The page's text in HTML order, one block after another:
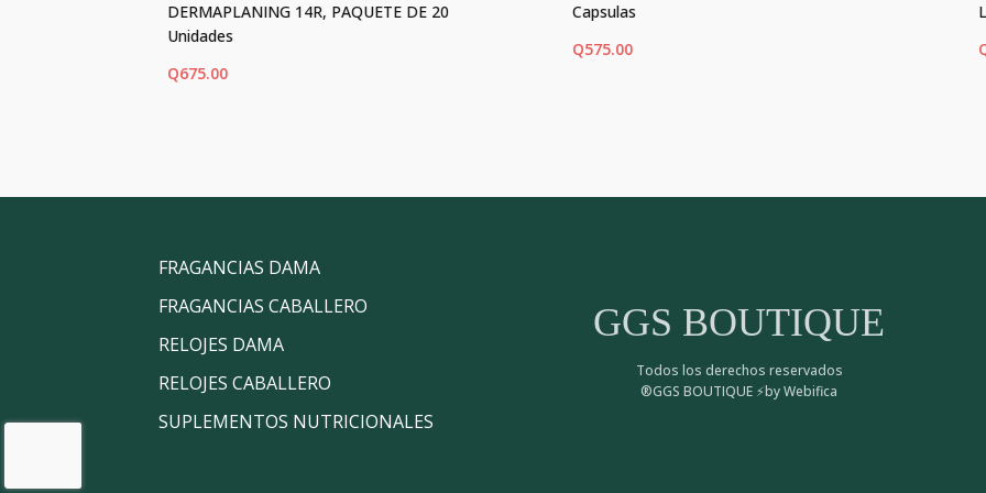
DERMAPLANING 14R, PAQUETE DE 20
Unidades
Q675.00
Capsulas
Q575.00
FRAGANCIAS DAMA
FRAGANCIAS CABALLERO
RELOJES DAMA
RELOJES CABALLERO
SUPLEMENTOS NUTRICIONALES
GGS BOUTIQUE
Todos los derechos reservados
®GGS BOUTIQUE ⚡by Webifica